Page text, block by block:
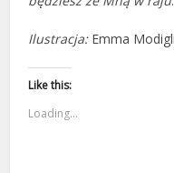
Ilustracja:Emma
Like this:
Loading...